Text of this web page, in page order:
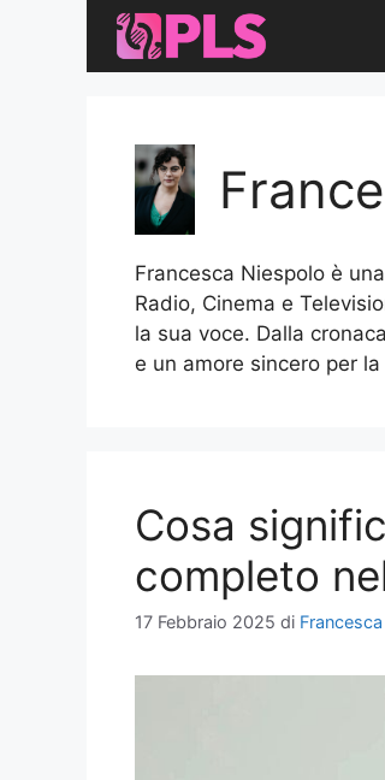
contenuto
Francesca Niespolo è
Radio, Cinema e
la sua voce. Dalla
e un amore sincero per
Cosa
completo
17 Febbraio 2025 di